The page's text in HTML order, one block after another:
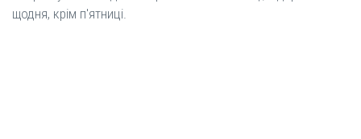
щодня, крім п'ятниці.